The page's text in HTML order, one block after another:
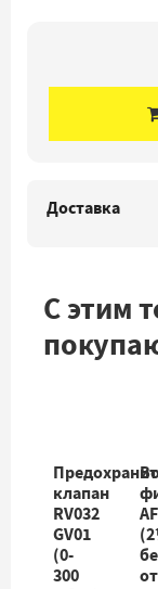
Доставка
С этим
клапан
RV032
GV01
(0-
300